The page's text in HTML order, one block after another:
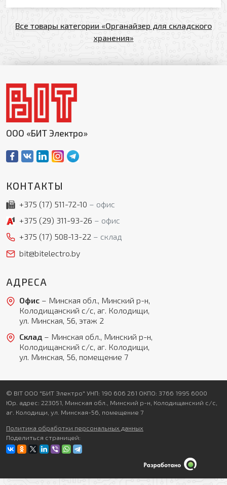
Все товары категории «Органайзер для складского
хранения»
ООО «БИТ Электро»
КОНТАКТЫ
+375 (17) 511-72-10
офис
+375 (29) 311-93-26
офис
+375 (17) 508-13-22
склад
bit@bitelectro.by
АДРЕСА
Офис– Минская обл., Минский р-н,
Колодищанский с/с, аг. Колодищи,
ул. Минская, 56, этаж 2
Склад– Минская обл., Минский р-н,
Колодищанский с/с, аг. Колодищи,
ул. Минская, 56, помещение 7
© BIT ООО "БИТ Электро" УНП: 190 606 261 ОКПО: 3766 1995 6000
Юр. адрес: 223051, Минская обл., Минский р-н, Колодищанский с/с,
аг. Колодищи, ул. Минская-56, помещение 7
Политика обработки персональных данных
Поделиться страницей: